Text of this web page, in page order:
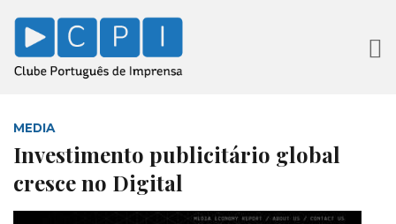
MEDIA
Investimento publicitário global
cresce no Digital